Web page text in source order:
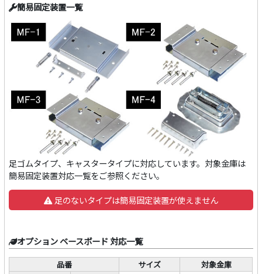
簡易固定装置一覧
足ゴムタイプ、キャスタータイプに対応しています。対象金庫は
簡易固定装置対応一覧をご参照ください。
足のないタイプは簡易固定装置が使えません
オプション ベースボード 対応一覧
品番 サイズ
対象金庫